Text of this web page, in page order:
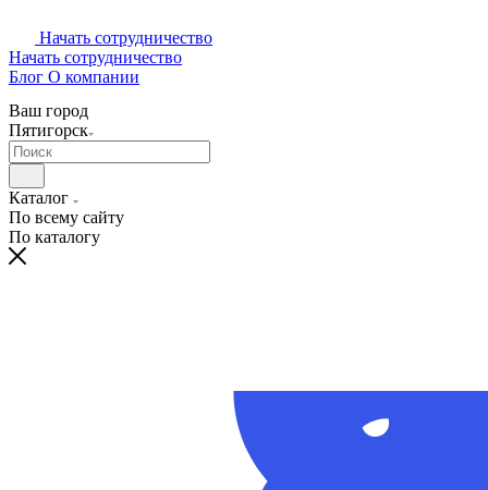
Начать сотрудничество
Начать сотрудничество
Блог О компании
Ваш город
Пятигорск
Каталог
По всему сайту
По каталогу